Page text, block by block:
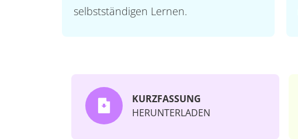
selbstständigen Lernen.
KURZFASSUNG
HERUNTERLADEN